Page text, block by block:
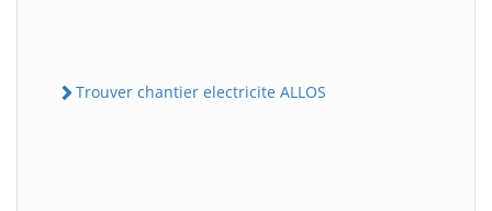
Trouver chantier electricite ALLOS